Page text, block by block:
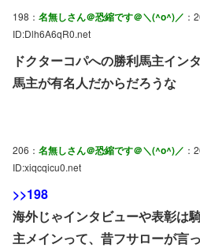
198： 名無しさん＠恐縮です＠＼(^o^)／ ：
ID:Dlh6A6qR0.net
ドクターコパへの勝利馬主イン
馬主が有名人だからだろうな
206： 名無しさん＠恐縮です＠＼(^o^)／ ：
ID:xiqcqicu0.net
>>198
海外じゃインタビューや表彰は
主メインって、昔フサローが言っ